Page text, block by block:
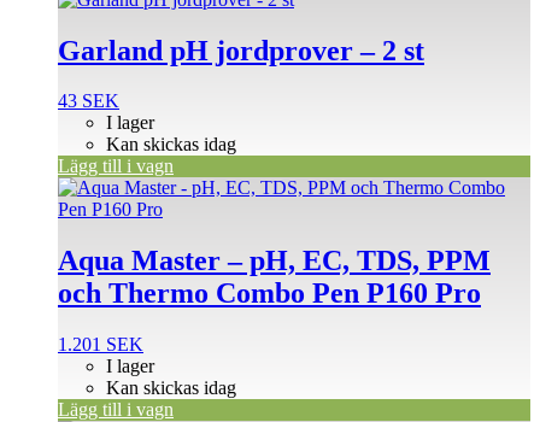
Garland pH jordprover – 2 st
43 SEK
I lager
Kan skickas idag
Lägg till i vagn
Aqua Master – pH, EC, TDS, PPM
och Thermo Combo Pen P160 Pro
1.201 SEK
I lager
Kan skickas idag
Lägg till i vagn